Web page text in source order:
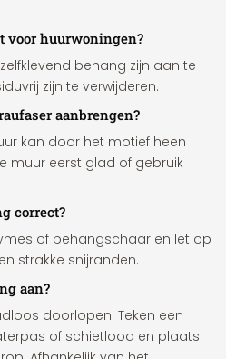
voor huurwoningen?
behang zijn aan te
zijn te verwijderen.
aanbrengen?
kan door het motief heen
muur eerst glad of gebruik
correct?
of behangschaar en let op
strakke snijranden.
aan?
doorlopen. Teken een
of schietlood en plaats